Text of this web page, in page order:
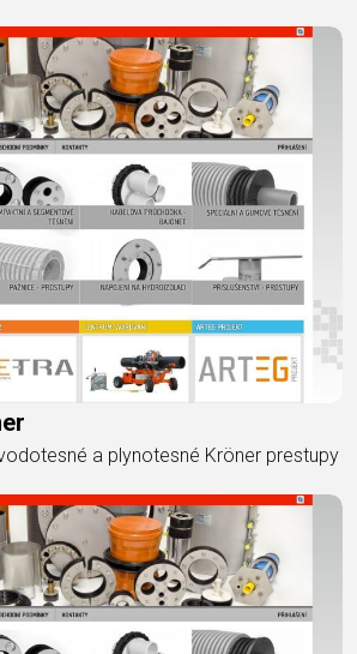
a plynotesné Kröner prestupy